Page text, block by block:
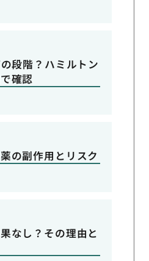
段階？ハミルトン
確認
の副作用とリスク
なし？その理由と